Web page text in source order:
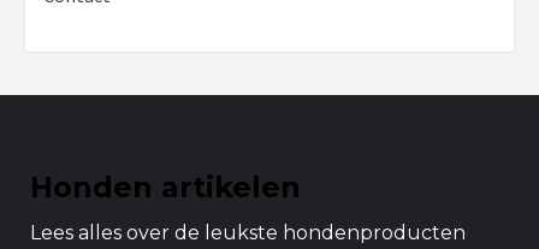
Honden artikelen
Lees alles over de leukste hondenproducten